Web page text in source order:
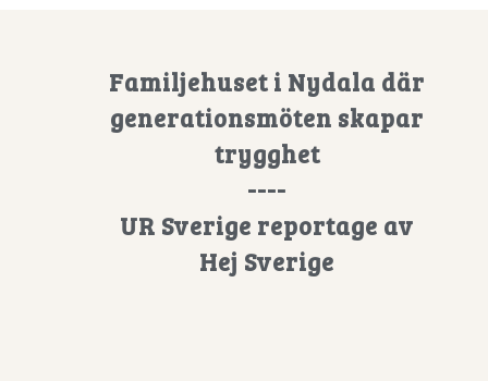
Familjehuset i Nydala där
generationsmöten skapar
trygghet
----
UR Sverige reportage av
Hej Sverige